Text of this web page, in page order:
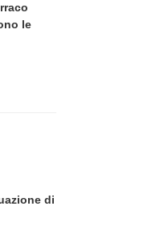
le
di